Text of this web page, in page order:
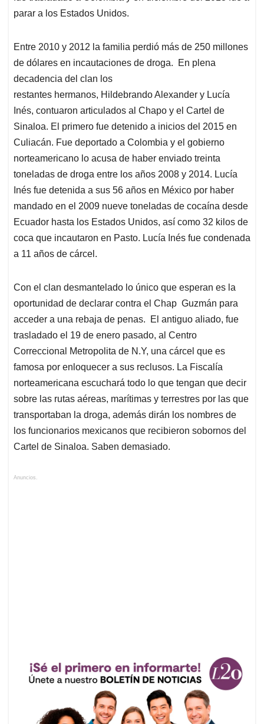
parar a los Estados Unidos.
Entre 2010 y 2012 la familia perdió más de 250 millones
de dólares en incautaciones de droga. En plena
decadencia del clan los
restantes hermanos, Hildebrando Alexander y Lucía
Inés, contuaron articulados al Chapo y el Cartel de
Sinaloa. El primero fue detenido a inicios del 2015 en
Culiacán. Fue deportado a Colombia y el gobierno
norteamericano lo acusa de haber enviado treinta
toneladas de droga entre los años 2008 y 2014. Lucía
Inés fue detenida a sus 56 años en México por haber
mandado en el 2009 nueve toneladas de cocaína desde
Ecuador hasta los Estados Unidos, así como 32 kilos de
coca que incautaron en Pasto. Lucía Inés fue condenada
a 11 años de cárcel.
Con el clan desmantelado lo único que esperan es la
oportunidad de declarar contra el Chap Guzmán para
acceder a una rebaja de penas. El antiguo aliado, fue
trasladado el 19 de enero pasado, al Centro
Correccional Metropolita de N.Y, una cárcel que es
famosa por enloquecer a sus reclusos. La Fiscalía
norteamericana escuchará todo lo que tengan que decir
sobre las rutas aéreas, marítimas y terrestres por las que
transportaban la droga, además dirán los nombres de
los funcionarios mexicanos que recibieron sobornos del
Cartel de Sinaloa. Saben demasiado.
Anuncios.